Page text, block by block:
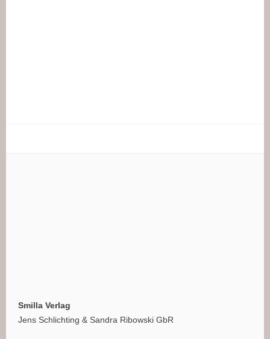
Smilla Verlag
Jens Schlichting & Sandra Ribowski GbR